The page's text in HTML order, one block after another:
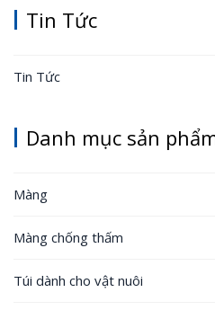
Tin Tức
Tin Tức
Danh mục sản
Màng
Màng chống thấm
Túi dành cho vật nuôi